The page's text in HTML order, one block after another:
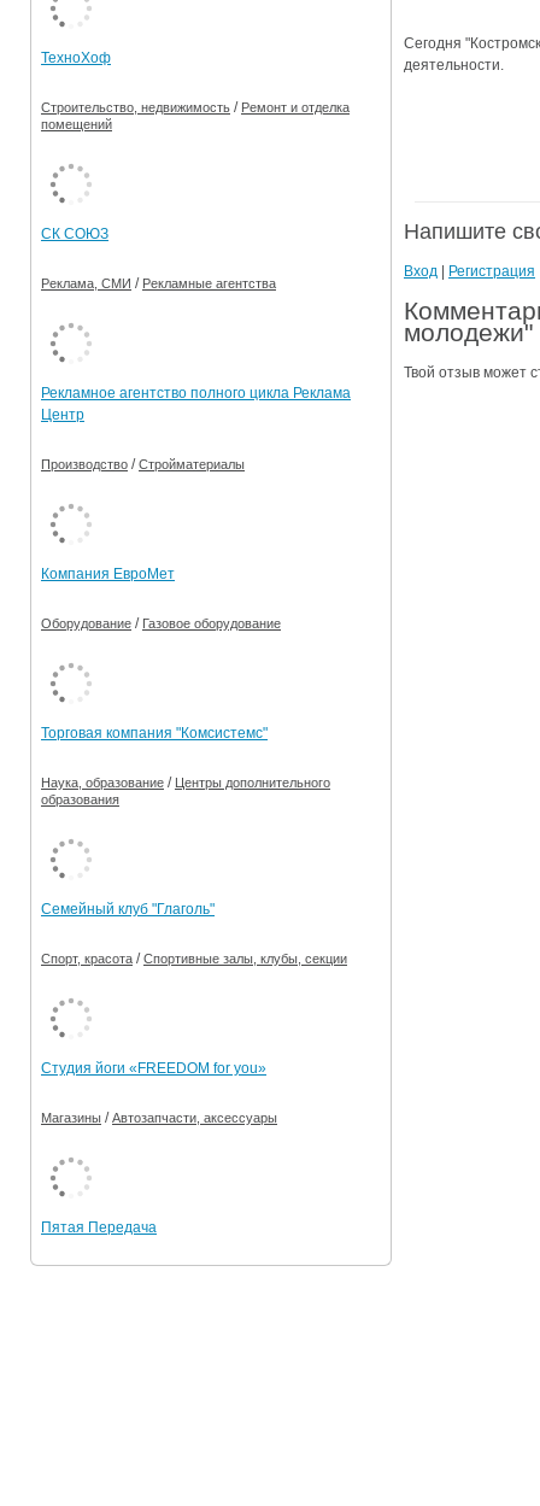
Электронные транспортные карты
Сегодня
деятельности.
Напишите
Вход Регистрация
молодежи"
Твой отзыв может
ТехноХоф
Строительство, недвижимость / Ремонт и отделка
помещений
СК СОЮЗ
Реклама, СМИ / Рекламные агентства
Рекламное агентство полного цикла Реклама
Центр
Производство /Стройматериалы
Компания ЕвроМет
Оборудование / Газовое оборудование
Торговая компания "Комсистемс"
Наука, образование / Центры дополнительного
образования
Семейный клуб "Глаголь"
Спорт, красота /Спортивные залы, клубы, секции
Студия йоги «FREEDOM for you»
Магазины /Автозапчасти, аксессуары
Пятая Передача